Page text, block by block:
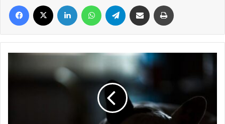
Facebook Linkedin WhatsAppTelegram Compartilhar via e-mail